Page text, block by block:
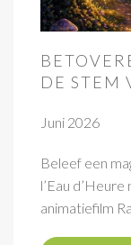
DE STEM
Juni 2026
Beleef een
l’Eau
animatiefilm